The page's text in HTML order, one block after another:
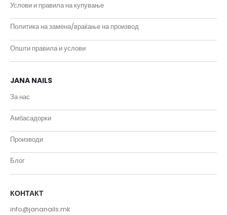
Услови и правила на купување
Политика на замена/враќање на производ
Општи правила и услови
JANA NAILS
За нас
Амбасадорки
Производи
Блог
КОНТАКТ
info@jananails.mk